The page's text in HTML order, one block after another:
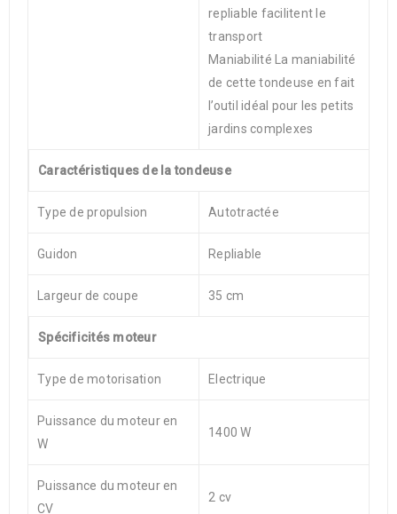
repliable facilitent le
transport
Maniabilité La maniabilité
de cette tondeuse en fait
l’outil idéal pour les petits
jardins complexes
Caractéristiques de la tondeuse
Type de propulsion Autotractée
Guidon Repliable
Largeur de coupe 35 cm
Spécificités moteur
Type de motorisation Electrique
Puissance du moteur en
W
1400 W
Puissance du moteur en
CV
2 cv